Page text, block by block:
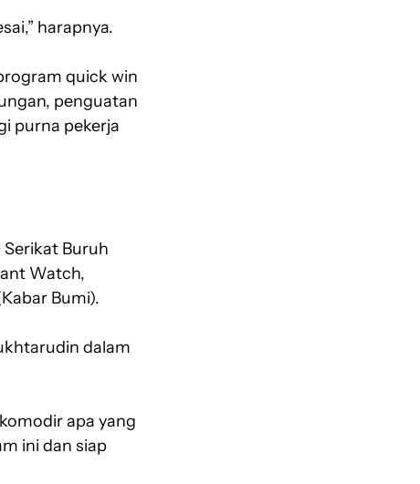
harapnya.
quick win
penguatan
purna pekerja
Buruh
Watch,
Bumi).
dalam
apa yang
ini dan siap